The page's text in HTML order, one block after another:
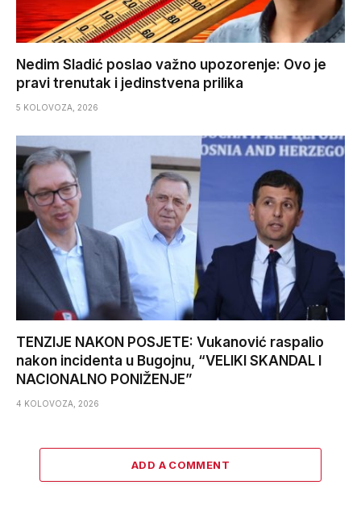
Nedim Sladić poslao važno upozorenje: Ovo je
pravi trenutak i jedinstvena prilika
5 KOLOVOZA, 2026
TENZIJE NAKON POSJETE: Vukanović raspalio
nakon incidenta u Bugojnu, “VELIKI SKANDAL I
NACIONALNO PONIŽENJE”
4 KOLOVOZA, 2026
ADD A COMMENT